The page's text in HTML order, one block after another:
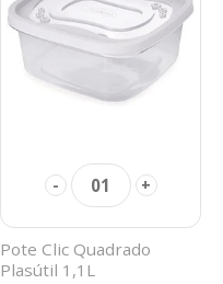
- 01 +
Pote Clic Quadrado
Plasútil 1,1L